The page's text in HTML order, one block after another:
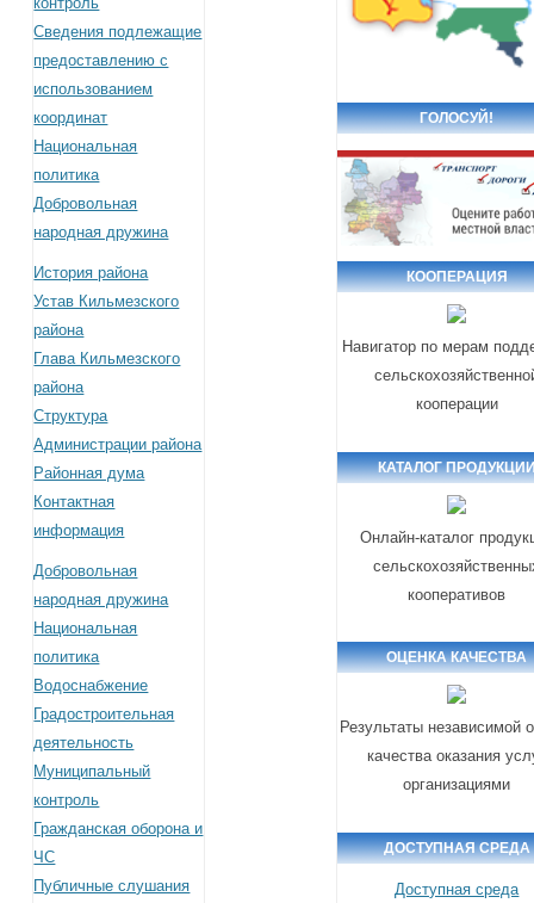
Сведения подлежащие
предоставлению с
использованием
координат
Национальная
политика
Добровольная
народная дружина
История района
Устав Кильмезского
района
Глава Кильмезского
района
Структура
Администрации района
Районная дума
Контактная
информация
Добровольная
народная дружина
Национальная
политика
Водоснабжение
Градостроительная
деятельность
Муниципальный
контроль
Гражданская оборона и
ЧС
Публичные слушания
ГОЛОСУЙ!
КООПЕРАЦИЯ
Навигатор по мерам
кооперации
КАТАЛОГ
Онлайн-каталог
кооперативов
ОЦЕНКА КАЧЕСТВА
Результаты независимой
качества оказания
организациями
ДОСТУПНАЯ СРЕДА
Доступная среда